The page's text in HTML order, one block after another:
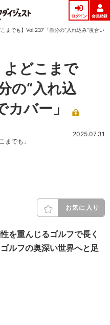
ログイン 会員登録
こまでも】Vol.237「自分の“入れ込み”度合い
よどこまで
の“入れ込
バー」
までも」
2025.07.31
お気に入り
を重んじるゴルフで長く
ルフの奥深い世界へと足